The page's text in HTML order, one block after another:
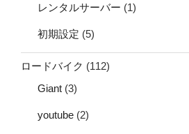
レンタルサーバー (1)
初期設定 (5)
ロードバイク (112)
Giant (3)
youtube (2)